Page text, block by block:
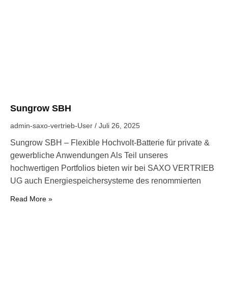
Sungrow SBH
admin-saxo-vertrieb-User Juli 26, 2025
Sungrow SBH – Flexible Hochvolt-Batterie für private &
gewerbliche Anwendungen Als Teil unseres
hochwertigen Portfolios bieten wir bei SAXO VERTRIEB
UG auch Energiespeichersysteme des renommierten
Read More »